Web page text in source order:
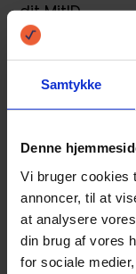
Samtykke
Denne
Vi bruger cookies
annoncer, til at
at analysere
din brug af vores
for sociale
dit MitID.
Det hele er
svar på din
skal være fyldt
have
du begynder